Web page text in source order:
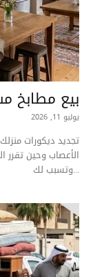
بيع مطابخ
يوليو 11, 2026
تجديد ديكورات
الأعصاب وحين تقرر
وتسبب لك...